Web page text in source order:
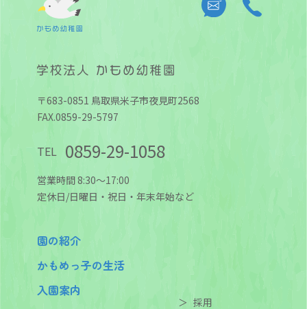
〒683-0851 鳥取県米子市夜見町2568
FAX.0859-29-5797
TEL 0859-29-1058
営業時間 8:30～17:00
定休日/日曜日・祝日・年末年始など
園の紹介
かもめっ子の生活
入園案内
＞ 採用